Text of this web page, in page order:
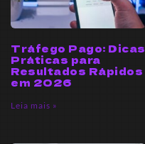
Tráfego Pago: Dicas
Práticas para
Resultados Rápidos
em 2026
Leia mais »